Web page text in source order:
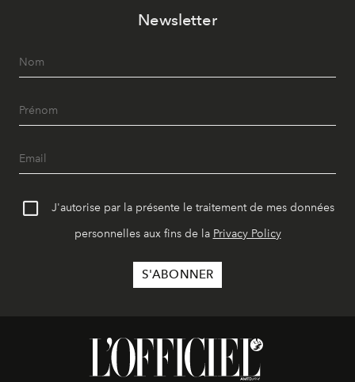
Newsletter
J'autorise par la présente le traitement de mes données
personnelles aux fins de la Privacy Policy